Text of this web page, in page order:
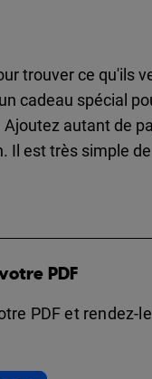
trouver ce qu'ils
cadeau spécial
autant de
Il est très simple
PDF
PDF et rendez-